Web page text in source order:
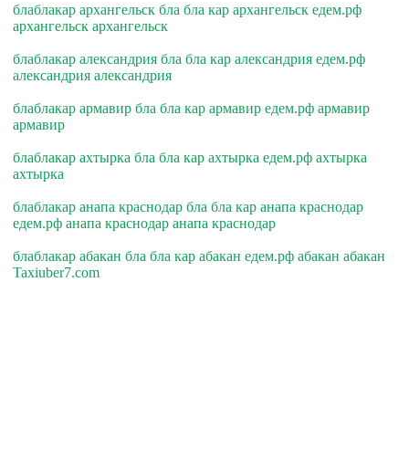
блаблакар архангельск бла бла кар архангельск едем.рф
архангельск архангельск
блаблакар александрия бла бла кар александрия едем.рф
александрия александрия
блаблакар армавир бла бла кар армавир едем.рф армавир
армавир
блаблакар ахтырка бла бла кар ахтырка едем.рф ахтырка
ахтырка
блаблакар анапа краснодар бла бла кар анапа краснодар
едем.рф анапа краснодар анапа краснодар
блаблакар абакан бла бла кар абакан едем.рф абакан абакан
Taxiuber7.com